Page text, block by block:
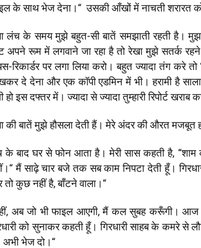
के साथ भेज देना। “उसकी आँखों में नाचती शरारत
लंच के समय मुझे बहुत-सी बातें समझाती रहती है।
अपने रूम में लगवाने जा रहा है तो रेखा मुझे सतर्क
रिकार्डर पर लगा लिया करो। बहुत ज्यादा तंग करे तो
दे देना और एक कॉपी एडमिन में भी। हरामी है
हो इस दफ्तर में। ज्यादा से ज्यादा तुम्हारी रिपोर्ट
की बातें मुझे हौसला देती हैं। मेरे अंदर की औरत मजबूत
के बाद घर से फोन आता है। मेरी सास कहती है, “शाम
“मैं साढ़े चार बजे तक सब काम निपटा देती हूँ।
तो कुछ नहीं है,बाँटने वाला। “
, अब जो भी फाइल आएगी,मैं कल सुबह करूँगी। आज
को सुनाकर कहती हूँ। गिरधारी साहब के कमरे से
अभी भेज दो।“